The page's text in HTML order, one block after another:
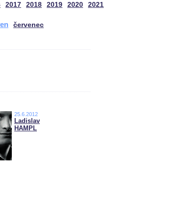
2017 2018 2019 2020
2021
červenec
25.6.2012
Ladislav
HAMPL